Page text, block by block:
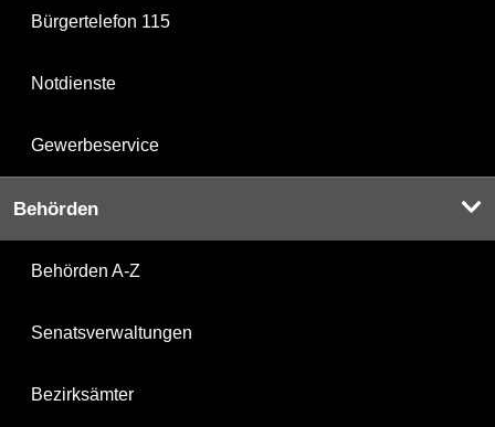
Bürgertelefon 115
Notdienste
Gewerbeservice
Behörden
Behörden A-Z
Senatsverwaltungen
Bezirksämter